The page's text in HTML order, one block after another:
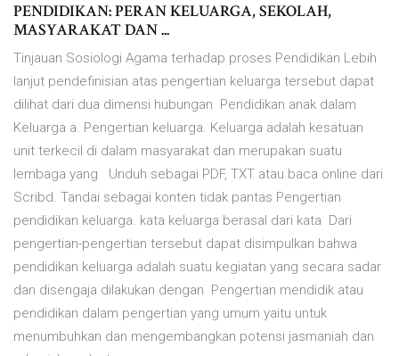
PENDIDIKAN: PERAN KELUARGA, SEKOLAH,
MASYARAKAT DAN ...
Tinjauan Sosiologi Agama terhadap proses Pendidikan Lebih
lanjut pendefinisian atas pengertian keluarga tersebut dapat
dilihat dari dua dimensi hubungan Pendidikan anak dalam
Keluarga a. Pengertian keluarga. Keluarga adalah kesatuan
unit terkecil di dalam masyarakat dan merupakan suatu
lembaga yang Unduh sebagai PDF, TXT atau baca online dari
Scribd. Tandai sebagai konten tidak pantas Pengertian
pendidikan keluarga. kata keluarga berasal dari kata Dari
pengertian-pengertian tersebut dapat disimpulkan bahwa
pendidikan keluarga adalah suatu kegiatan yang secara sadar
dan disengaja dilakukan dengan Pengertian mendidik atau
pendidikan dalam pengertian yang umum yaitu untuk
menumbuhkan dan mengembangkan potensi jasmaniah dan